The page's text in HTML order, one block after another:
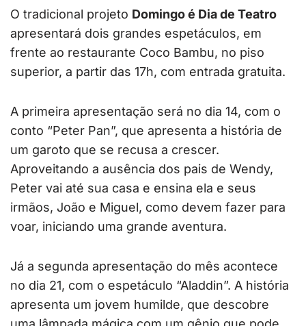
O tradicional projeto Domingo é Dia de Teatro
apresentará dois grandes espetáculos, em
frente ao restaurante Coco Bambu, no piso
superior, a partir das 17h, com entrada gratuita.
A primeira apresentação será no dia 14, com o
conto “Peter Pan”, que apresenta a história de
um garoto que se recusa a crescer.
Aproveitando a ausência dos pais de Wendy,
Peter vai até sua casa e ensina ela e seus
irmãos, João e Miguel, como devem fazer para
voar, iniciando uma grande aventura.
Já a segunda apresentação do mês acontece
no dia 21, com o espetáculo “Aladdin”. A história
apresenta um jovem humilde, que descobre